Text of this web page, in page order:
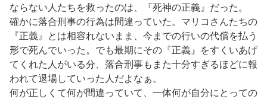
ならない人たちを救ったのは、『死神の正義』だった。
確かに落合刑事の行為は間違っていた。マリコさんたちの
『正義』とは相容れないまま、今までの行いの代償を払う
形で死んでいった。でも最期にその『正義』をすくいあげ
てくれた人がいる分、落合刑事もまた十分すぎるほどに報
われて退場していった人だよなぁ。
何が正しくて何が間違っていて、一体何が自分にとっての